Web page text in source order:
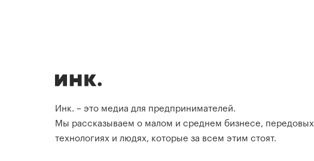
Инк. – это медиа для предпринимателей.
Мы рассказываем о малом и среднем бизнесе, передовых
технологиях и людях, которые за всем этим стоят.